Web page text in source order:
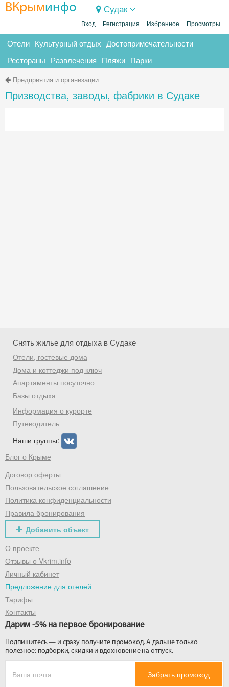
ВКрыминфо Судак
Вход Регистрация Избранное Просмотры
Отели Культурный отдых Достопримечательности
Рестораны Развлечения Пляжи Парки
Предприятия и организации
Призводства, заводы, фабрики в Судаке
Снять жилье для отдыха в Судаке
Отели, гостевые дома
Дома и коттеджи под ключ
Апартаменты посуточно
Базы отдыха
Информация о курорте
Путеводитель
Наши группы:
Блог о Крыме
Договор оферты
Пользовательское соглашение
Политика конфиденциальности
Правила бронирования
Добавить объект
О проекте
Отзывы о Vkrim.info
Личный кабинет
Предложение для отелей
Тарифы
Контакты
Дарим -5% на первое бронирование
Подпишитесь — и сразу получите промокод. А дальше только
полезное: подборки, скидки и вдохновение на отпуск.
Забрать промокод
Скидка −5%
Хочешь дешевле? Оставь почту и получи
промокод на первое бронирование!